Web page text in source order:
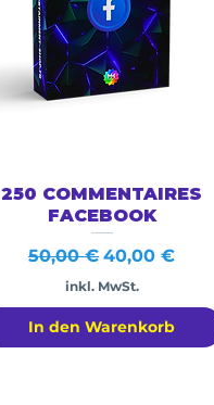
Schnellansicht
250 COMMENTAIRES
FACEBOOK
Standardpreis
50,00 € Sale-Preis
40,00 €
inkl. MwSt.
In den Warenkorb